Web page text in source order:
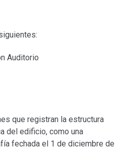
Auditorio
que registran la estructura
del edificio, como una
fechada el 1 de diciembre de